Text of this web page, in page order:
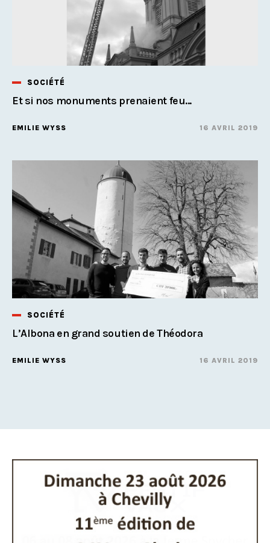
SOCIÉTÉ
Et si nos monuments prenaient feu...
EMILIE WYSS 16 AVRIL 2019
SOCIÉTÉ
L’Albona en grand soutien de Théodora
EMILIE WYSS 16 AVRIL 2019